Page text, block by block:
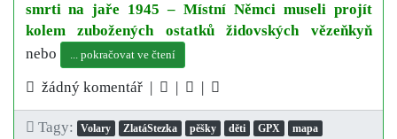
smrti na jaře 1945 – Místní Němci museli projít
kolem zubožených ostatků židovských vězeňkyň
nebo
... pokračovat ve čtení
žádný komentář | | |
Tagy: Volary ZlatáStezka pěšky děti GPX
mapa